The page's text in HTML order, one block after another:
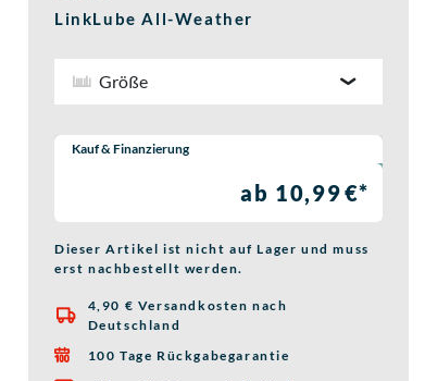
LinkLube All-Weather
Größe
Wähle eine Preisoption:
Kauf & Finanzierung
ab 10,99 €*
Dieser Artikel ist nicht auf Lager und muss
erst nachbestellt werden.

4,90 € Versandkosten nach
Deutschland
 100 Tage Rückgabegarantie